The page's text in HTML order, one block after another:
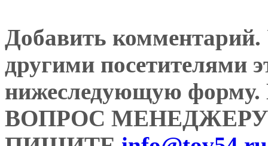
Добавить комментарий.
другими посетителями
нижеследующую
ВОПРОС